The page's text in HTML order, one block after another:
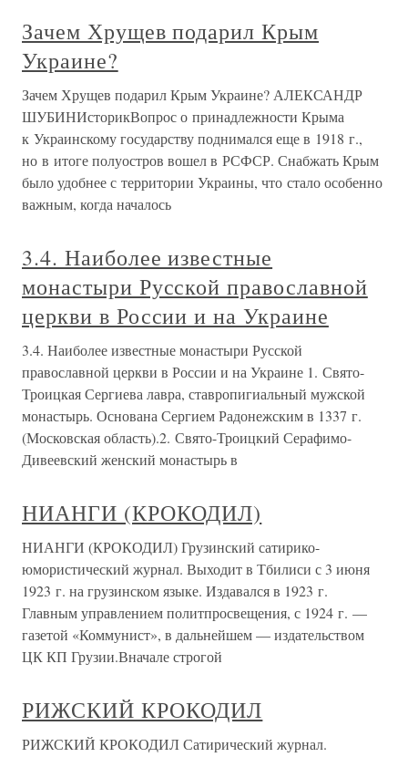
Зачем Хрущев подарил Крым
Украине?
Зачем Хрущев подарил Крым Украине? АЛЕКСАНДР
ШУБИНИсторикВопрос о принадлежности Крыма
к Украинскому государству поднимался еще в 1918 г.,
но в итоге полуостров вошел в РСФСР. Снабжать Крым
было удобнее с территории Украины, что стало особенно
важным, когда началось
3.4. Наиболее известные
монастыри Русской православной
церкви в России и на Украине
3.4. Наиболее известные монастыри Русской
православной церкви в России и на Украине 1. Свято-
Троицкая Сергиева лавра, ставропигиальный мужской
монастырь. Основана Сергием Радонежским в 1337 г.
(Московская область).2. Свято-Троицкий Серафимо-
Дивеевский женский монастырь в
НИАНГИ (КРОКОДИЛ)
НИАНГИ (КРОКОДИЛ) Грузинский сатирико-
юмористический журнал. Выходит в Тбилиси с 3 июня
1923 г. на грузинском языке. Издавался в 1923 г.
Главным управлением политпросвещения, с 1924 г. —
газетой «Коммунист», в дальнейшем — издательством
ЦК КП Грузии.Вначале строгой
РИЖСКИЙ КРОКОДИЛ
РИЖСКИЙ КРОКОДИЛ Сатирический журнал.